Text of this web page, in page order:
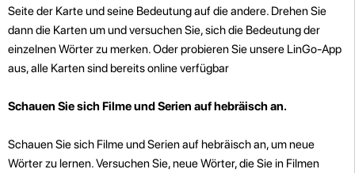
Seite der Karte und seine Bedeutung auf die andere. Drehen Sie
dann die Karten um und versuchen Sie, sich die Bedeutung der
einzelnen Wörter zu merken. Oder probieren Sie unsere LinGo-App
aus, alle Karten sind bereits online verfügbar
Schauen Sie sich Filme und Serien auf hebräisch an.
Schauen Sie sich Filme und Serien auf hebräisch an, um neue
Wörter zu lernen. Versuchen Sie, neue Wörter, die Sie in Filmen